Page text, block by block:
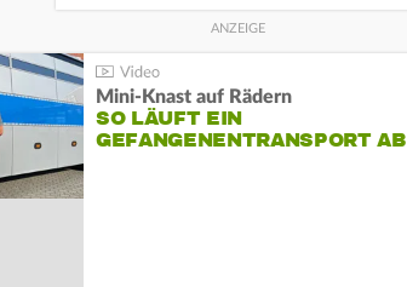
Mini-Knast auf Rädern
SO LÄUFT EIN
GEFANGENENTRANSPORT AB